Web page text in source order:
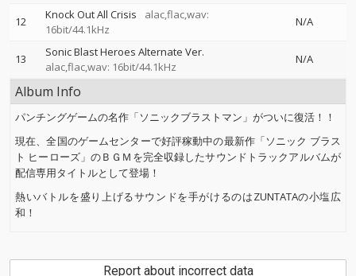
12 Knock Out All Crisis
alac,flac,wav:
16bit/44.1kHz
N/A
13
Sonic Blast Heroes Alternate Ver.
alac,flac,wav: 16bit/44.1kHz
N/A
Album Info
パンチングゲームの名作「ソニックブラストマン」がついに復活！！
現在、全国のゲームセンターで好評稼動中の最新作「ソニック ブラス
ト ヒーローズ」のＢＧＭを完全収録したサウンドトラックアルバムが
配信専用タイトルとして登場！
熱いバトルを盛り上げるサウンドを手がけるのはZUNTATAの小塩広
和！
Report about incorrect data